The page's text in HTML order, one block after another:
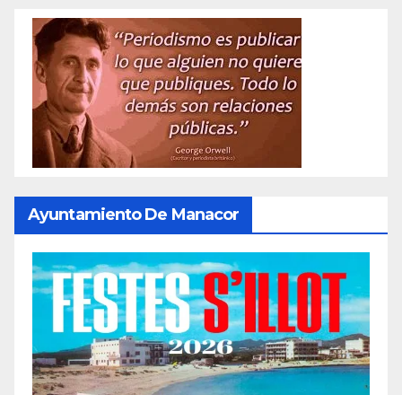
Ayuntamiento De Manacor